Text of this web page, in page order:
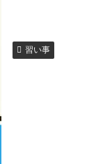
習い事